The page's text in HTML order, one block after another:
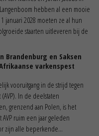
hebben al een mooie
januari 2028 moeten ze al hun
staarten uitleveren bij de
Brandenburg en Saksen
varkenspest
vooruitgang in de strijd tegen
(AVP). In de deelstaten
grenzend aan Polen, is het
AVP ruim een jaar geleden
zijn alle beperkende...